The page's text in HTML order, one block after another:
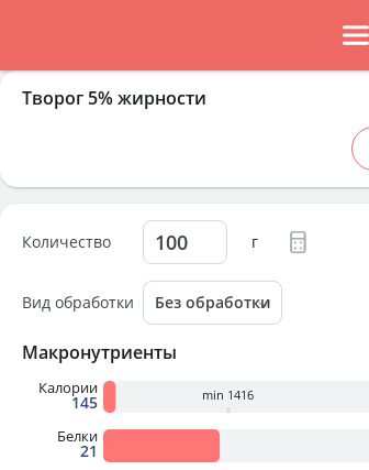
Творог 5% жирности
Количество г
Вид обработки
Макронутриенты
Калории
145 min 1416
Белки
21